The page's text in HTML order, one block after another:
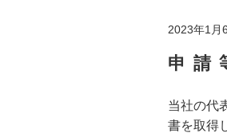
2023年1月
申請
当社の代
書を取得